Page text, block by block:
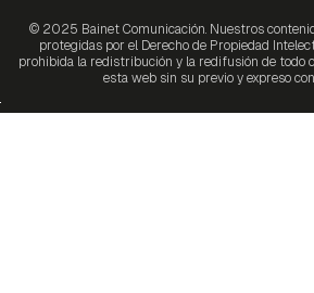
© 2025 Bainet Comunicación. Nuestros
protegidas por el Derecho de Propiedad
prohibida la redistribución y la redifusión de todo
esta web sin su previo y expreso